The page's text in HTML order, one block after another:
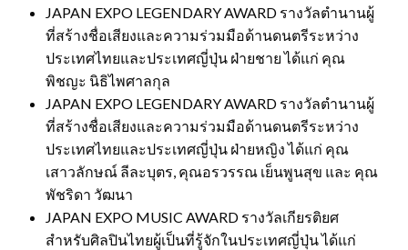
JAPAN EXPO LEGENDARY AWARD รางวัลตำนานผู้
ที่สร้างชื่อเสียงและความร่วมมือด้านดนตรีระหว่าง
ประเทศไทยและประเทศญี่ปุ่น ฝ่ายชาย ได้แก่ คุณ
พิชญะ นิธิไพศาลกุล
JAPAN EXPO LEGENDARY AWARD รางวัลตำนานผู้
ที่สร้างชื่อเสียงและความร่วมมือด้านดนตรีระหว่าง
ประเทศไทยและประเทศญี่ปุ่น ฝ่ายหญิง ได้แก่ คุณ
เสาวลักษณ์ ลีละบุตร, คุณอรวรรณ เย็นพูนสุข และ คุณ
พัชริดา วัฒนา
JAPAN EXPO MUSIC AWARD รางวัลเกียรติยศ
สำหรับศิลปินไทยผู้เป็นที่รู้จักในประเทศญี่ปุ่น ได้แก่